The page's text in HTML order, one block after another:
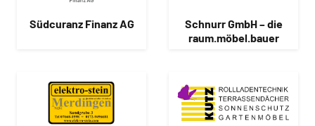
Südcuranz Finanz AG
Schnurr GmbH – die
raum.möbel.bauer